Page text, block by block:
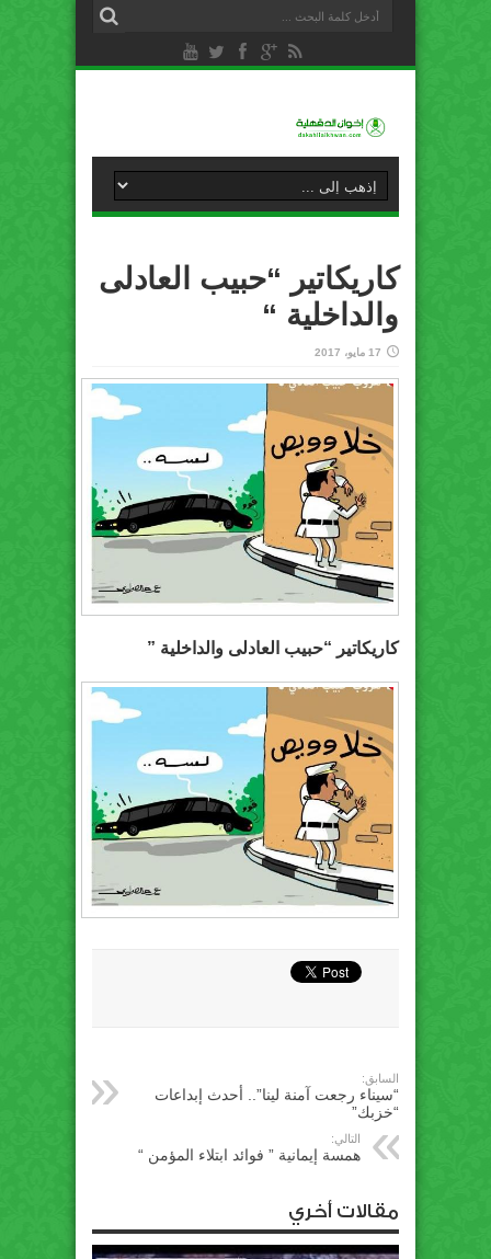
كاريكاتير “حبيب العادلى
والداخلية “
17 مايو، 2017
كاريكاتير “حبيب العادلى والداخلية ”
السابق:
“سيناء رجعت آمنة لينا”.. أحدث إبداعات
“خزبك”
التالي:
همسة إيمانية ” فوائد ابتلاء المؤمن “
مقالات أخري